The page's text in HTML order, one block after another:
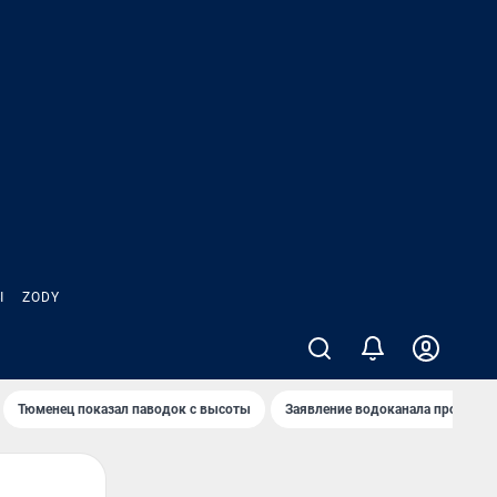
ZODY
Тюменец показал паводок с высоты Заявление водоканала про